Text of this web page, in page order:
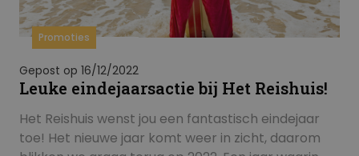
Promoties
Gepost op 16/12/2022
Leuke eindejaarsactie bij Het Reishuis!
Het Reishuis wenst jou een fantastisch eindejaar
toe! Het nieuwe jaar komt weer in zicht, daarom